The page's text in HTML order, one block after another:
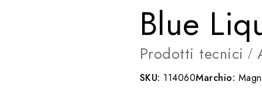
Blue
Prodotti tecnici /
SKU: 114060Marchio: